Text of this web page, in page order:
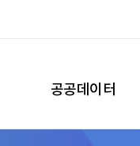
공공데이터